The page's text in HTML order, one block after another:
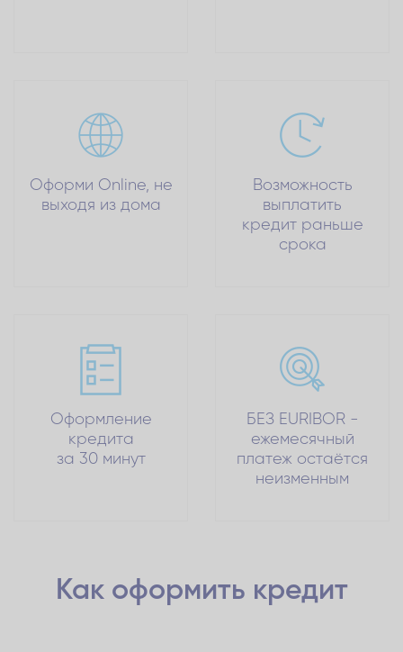
Оформи Online, не
выходя из дома
Возможность
выплатить
кредит раньше
срока
Оформление
кредита
за 30 минут
БЕЗ EURIBOR -
ежемесячный
платеж остаётся
неизменным
Как оформить кредит